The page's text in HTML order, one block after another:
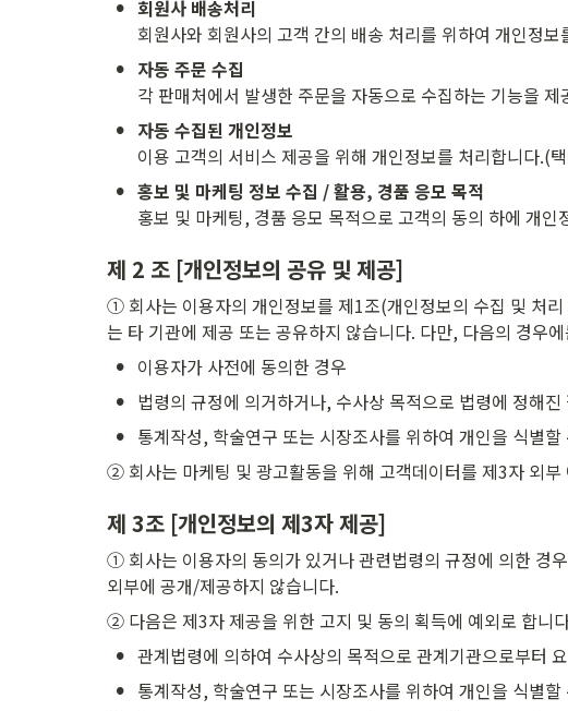
• 회원사 배송처리
회원사와 회원사의 고객 간의 배송 처리를 위하여 개인정보
•
각 판매처에서 발생한 주문을 자동으로 수집하는 기능을
• 자동 수집된 개인정보
이용 고객의 서비스 제공을 위해 개인정보를 처리합니다.(
•
홍보 및 마케팅, 경품 응모 목적으로 고객의 동의 하에 개인
제 2 조 [개인정보의 공유 및 제공]
① 회사는 이용자의 개인정보를 제1조(개인정보의 수집 및 처
는 타 기관에 제공 또는 공유하지 않습니다. 다만, 다음의 경우
• 이용자가 사전에 동의한 경우
• 법령의 규정에 의거하거나, 수사상 목적으로 법령에 정해
• 통계작성, 학술연구 또는 시장조사를 위하여 개인을 식별
② 회사는 마케팅 및 광고활동을 위해 고객데이터를 제3자 외
제 3조 [개인정보의 제3자 제공]
① 회사는 이용자의 동의가 있거나 관련법령의 규정에 의한 경
외부에 공개/제공하지 않습니다.
② 다음은 제3자 제공을 위한 고지 및 동의 획득에 예외로 합니
• 관계법령에 의하여 수사상의 목적으로 관계기관으로부터
• 통계작성, 학술연구 또는 시장조사를 위하여 개인을 식별